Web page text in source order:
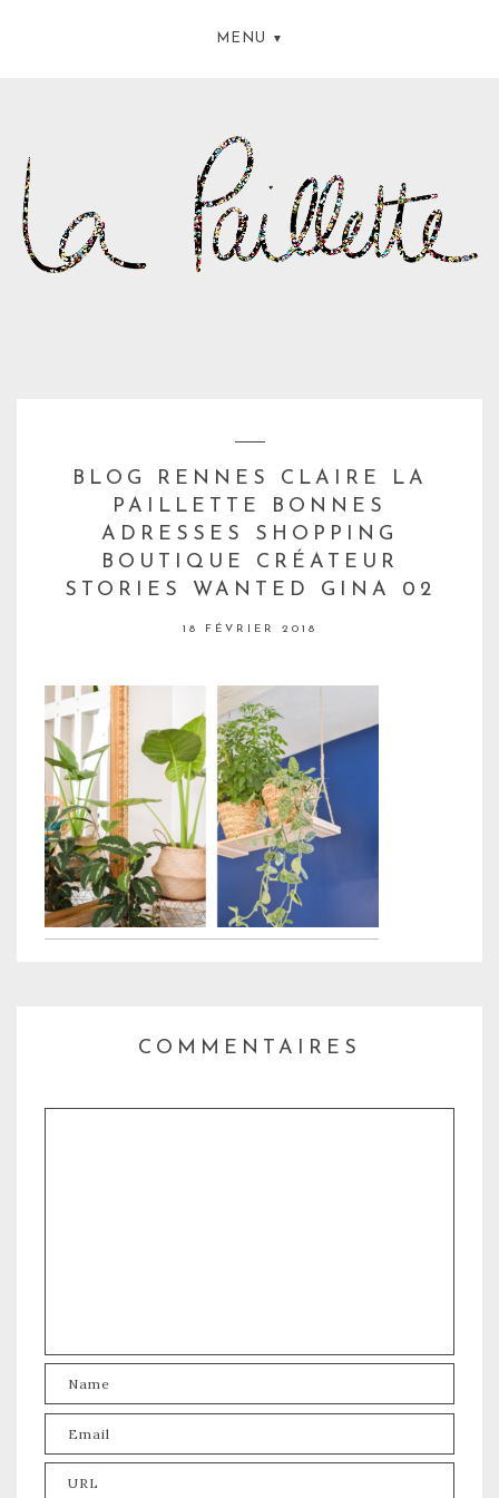
MENU
BLOG RENNES CLAIRE LA
PAILLETTE BONNES
ADRESSES SHOPPING
BOUTIQUE CRÉATEUR
STORIES WANTED GINA 02
18 FÉVRIER 2018
COMMENTAIRES